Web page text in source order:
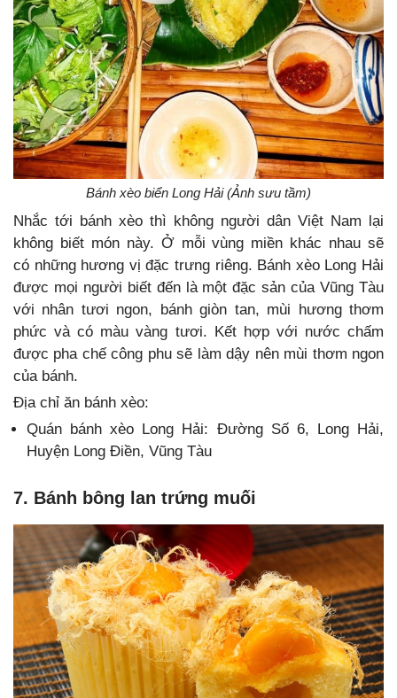
Bánh xèo biển Long Hải (Ảnh sưu tầm)
Nhắc tới bánh xèo thì không người dân Việt Nam lại
không biết món này. Ở mỗi vùng miền khác nhau sẽ
có những hương vị đặc trưng riêng. Bánh xèo Long Hải
được mọi người biết đến là một đặc sản của Vũng Tàu
với nhân tươi ngon, bánh giòn tan, mùi hương thơm
phức và có màu vàng tươi. Kết hợp với nước chấm
được pha chế công phu sẽ làm dậy nên mùi thơm ngon
của bánh.
Địa chỉ ăn bánh xèo:
Quán bánh xèo Long Hải: Đường Số 6, Long Hải,
Huyện Long Điền, Vũng Tàu
7. Bánh bông lan trứng muối